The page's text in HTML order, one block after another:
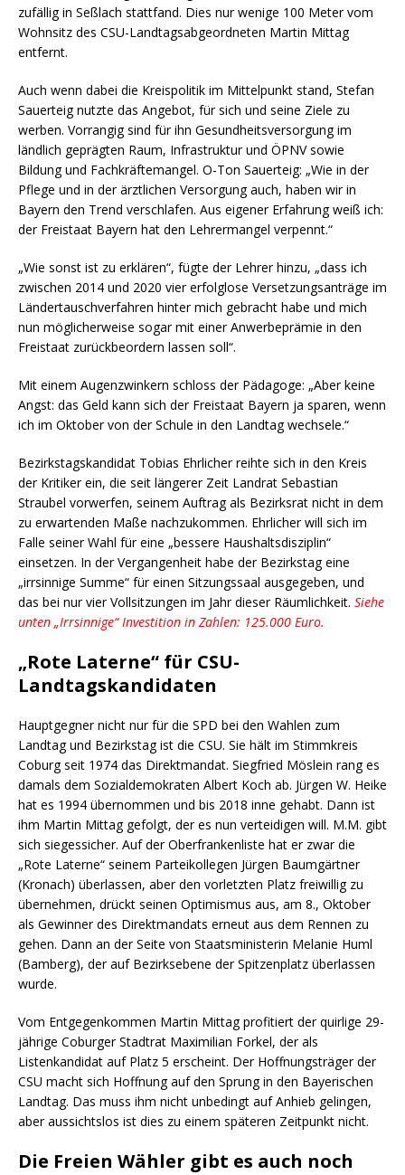
zufällig in Seßlach stattfand. Dies nur wenige 100 Meter vom
Wohnsitz des CSU-Landtagsabgeordneten Martin Mittag
entfernt.
Auch wenn dabei die Kreispolitik im Mittelpunkt stand, Stefan
Sauerteig nutzte das Angebot, für sich und seine Ziele zu
werben. Vorrangig sind für ihn Gesundheitsversorgung im
ländlich geprägten Raum, Infrastruktur und ÖPNV sowie
Bildung und Fachkräftemangel. O-Ton Sauerteig: „Wie in der
Pflege und in der ärztlichen Versorgung auch, haben wir in
Bayern den Trend verschlafen. Aus eigener Erfahrung weiß ich:
der Freistaat Bayern hat den Lehrermangel verpennt.“
„Wie sonst ist zu erklären“, fügte der Lehrer hinzu, „dass ich
zwischen 2014 und 2020 vier erfolglose Versetzungsanträge im
Ländertauschverfahren hinter mich gebracht habe und mich
nun möglicherweise sogar mit einer Anwerbeprämie in den
Freistaat zurückbeordern lassen soll“.
Mit einem Augenzwinkern schloss der Pädagoge: „Aber keine
Angst: das Geld kann sich der Freistaat Bayern ja sparen, wenn
ich im Oktober von der Schule in den Landtag wechsele.“
Bezirkstagskandidat Tobias Ehrlicher reihte sich in den Kreis
der Kritiker ein, die seit längerer Zeit Landrat Sebastian
Straubel vorwerfen, seinem Auftrag als Bezirksrat nicht in dem
zu erwartenden Maße nachzukommen. Ehrlicher will sich im
Falle seiner Wahl für eine „bessere Haushaltsdisziplin“
einsetzen. In der Vergangenheit habe der Bezirkstag eine
„irrsinnige Summe“ für einen Sitzungssaal ausgegeben, und
das bei nur vier Vollsitzungen im Jahr dieser Räumlichkeit. Siehe
unten „Irrsinnige“ Investition in Zahlen: 125.000 Euro.
„Rote Laterne“ für CSU-
Landtagskandidaten
Hauptgegner nicht nur für die SPD bei den Wahlen zum
Landtag und Bezirkstag ist die CSU. Sie hält im Stimmkreis
Coburg seit 1974 das Direktmandat. Siegfried Möslein rang es
damals dem Sozialdemokraten Albert Koch ab. Jürgen W. Heike
hat es 1994 übernommen und bis 2018 inne gehabt. Dann ist
ihm Martin Mittag gefolgt, der es nun verteidigen will. M.M. gibt
sich siegessicher. Auf der Oberfrankenliste hat er zwar die
„Rote Laterne“ seinem Parteikollegen Jürgen Baumgärtner
(Kronach) überlassen, aber den vorletzten Platz freiwillig zu
übernehmen, drückt seinen Optimismus aus, am 8., Oktober
als Gewinner des Direktmandats erneut aus dem Rennen zu
gehen. Dann an der Seite von Staatsministerin Melanie Huml
(Bamberg), der auf Bezirksebene der Spitzenplatz überlassen
wurde.
Vom Entgegenkommen Martin Mittag profitiert der quirlige 29-
jährige Coburger Stadtrat Maximilian Forkel, der als
Listenkandidat auf Platz 5 erscheint. Der Hoffnungsträger der
CSU macht sich Hoffnung auf den Sprung in den Bayerischen
Landtag. Das muss ihm nicht unbedingt auf Anhieb gelingen,
aber aussichtslos ist dies zu einem späteren Zeitpunkt nicht.
Die Freien Wähler gibt es auch noch